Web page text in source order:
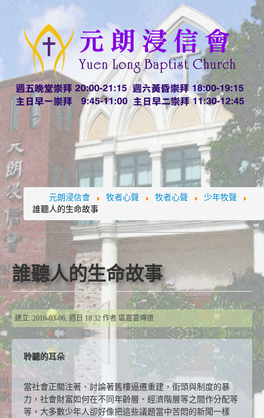
元朗浸信會 牧者心聲 牧者心聲
少年牧聲
誰聽人的生命故事
誰聽人的生命故事
建立: 2016-03-06, 週日 18:32 作者 區嘉富傳道
聆聽的耳朵
當社會正關注著、討論著舊樓逼遷重建，街頭與制度的暴
力，社會財富如何在不同年齡層、經濟階層等之間作分配等
等，大多數少年人卻好像把這些議題當中苦悶的新聞一樣